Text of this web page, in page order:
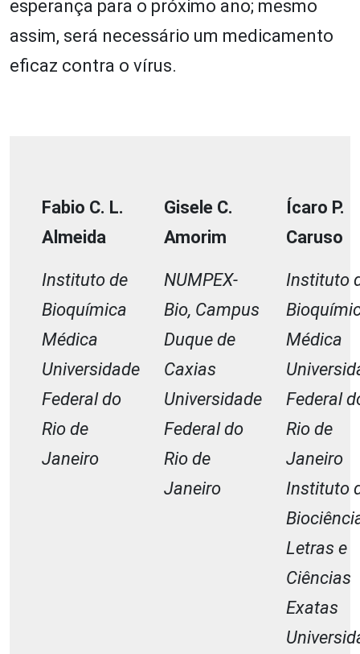
esperança para o próximo ano; mesmo
assim, será necessário um medicamento
eficaz contra o vírus.
Fabio C. L.
Almeida
Instituto de
Bioquímica
Médica
Universidade
Federal do
Rio de
Janeiro
Gisele C.
Amorim
NUMPEX-
Bio, Campus
Duque de
Caxias
Universidade
Federal do
Rio de
Janeiro
Ícaro P.
Caruso
Instituto
Médica
Federal
Rio de
Janeiro
Instituto
Letras e
Ciências
Exatas